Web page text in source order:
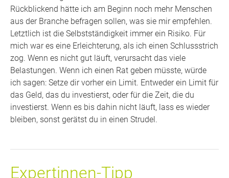
Rückblickend hätte ich am Beginn noch mehr Menschen
aus der Branche befragen sollen, was sie mir empfehlen.
Letztlich ist die Selbstständigkeit immer ein Risiko. Für
mich war es eine Erleichterung, als ich einen Schlussstrich
zog. Wenn es nicht gut läuft, verursacht das viele
Belastungen. Wenn ich einen Rat geben müsste, würde
ich sagen: Setze dir vorher ein Limit. Entweder ein Limit für
das Geld, das du investierst, oder für die Zeit, die du
investierst. Wenn es bis dahin nicht läuft, lass es wieder
bleiben, sonst gerätst du in einen Strudel.
Expertinnen-Tipp